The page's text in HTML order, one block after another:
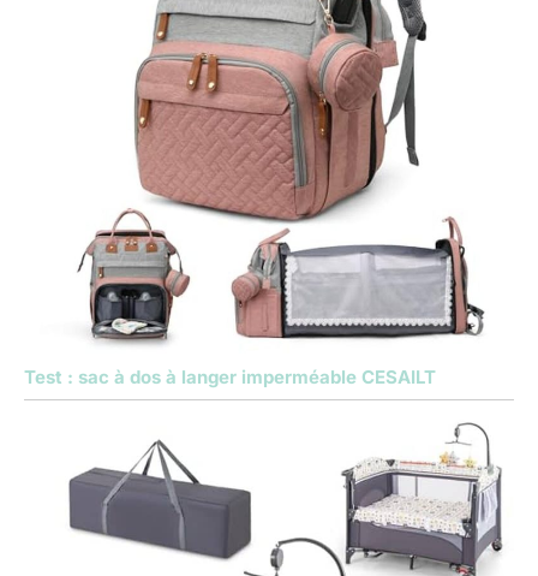
Test : sac à dos à langer imperméable CESAILT